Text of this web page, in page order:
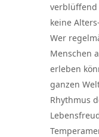
verblüffend
keine
Wer
Menschen
erleben
ganzen
Rhythmus